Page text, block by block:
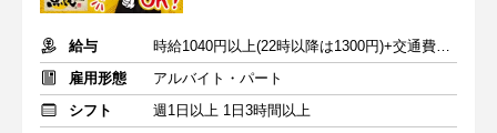
給与
時給1040円以上(22時以降は1300円)+交通費規定内支給
雇用形態
アルバイト・パート
シフト
週1日以上 1日3時間以上